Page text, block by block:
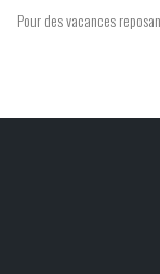
Pour des vacances